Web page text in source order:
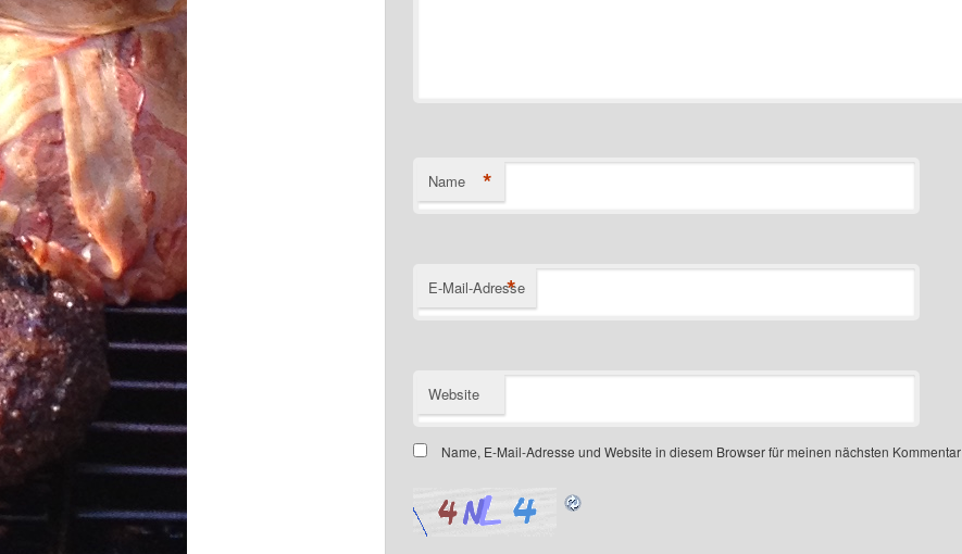
Name *
E-Mail-Adresse
*
Website
Name, E-Mail-Adresse und Website in diesem Browser für meinen nächsten